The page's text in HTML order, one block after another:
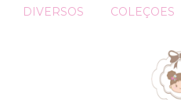
DIVERSOS COLEÇOES